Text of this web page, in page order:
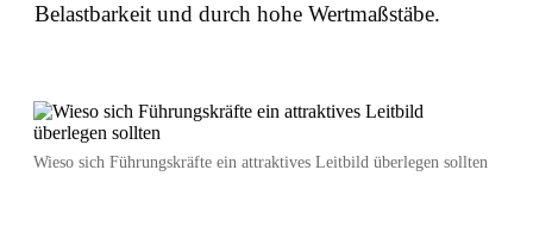
Belastbarkeit und durch hohe Wertmaßstäbe.
Wieso sich Führungskräfte ein attraktives Leitbild überlegen sollten